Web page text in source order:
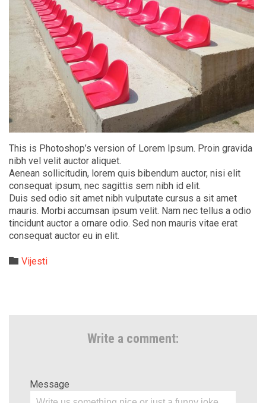
This is Photoshop’s version of Lorem Ipsum. Proin gravida
nibh vel velit auctor aliquet.
Aenean sollicitudin, lorem quis bibendum auctor, nisi elit
consequat ipsum, nec sagittis sem nibh id elit.
Duis sed odio sit amet nibh vulputate cursus a sit amet
mauris. Morbi accumsan ipsum velit. Nam nec tellus a odio
tincidunt auctor a ornare odio. Sed non mauris vitae erat
consequat auctor eu in elit.
 Category
Vijesti
Write a comment:
Message